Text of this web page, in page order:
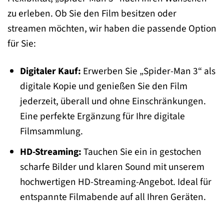
zu erleben. Ob Sie den Film besitzen oder
streamen möchten, wir haben die passende Option
für Sie:
Digitaler Kauf: Erwerben Sie „Spider-Man 3“ als
digitale Kopie und genießen Sie den Film
jederzeit, überall und ohne Einschränkungen.
Eine perfekte Ergänzung für Ihre digitale
Filmsammlung.
HD-Streaming:Tauchen Sie ein in gestochen
scharfe Bilder und klaren Sound mit unserem
hochwertigen HD-Streaming-Angebot. Ideal für
entspannte Filmabende auf all Ihren Geräten.